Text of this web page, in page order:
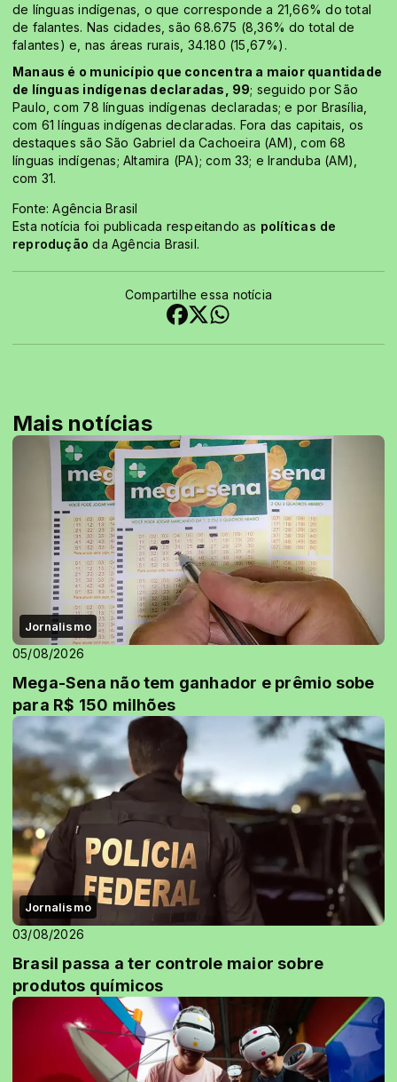
de línguas indígenas, o que corresponde a 21,66% do total
de falantes. Nas cidades, são 68.675 (8,36% do total de
falantes) e, nas áreas rurais, 34.180 (15,67%).
Manaus é o município que concentra a maior quantidade
de línguas indígenas declaradas, 99; seguido por São
Paulo, com 78 línguas indígenas declaradas; e por Brasília,
com 61 línguas indígenas declaradas. Fora das capitais, os
destaques são São Gabriel da Cachoeira (AM), com 68
línguas indígenas; Altamira (PA); com 33; e Iranduba (AM),
com 31.
Fonte: Agência Brasil
Esta notícia foi publicada respeitando as políticas de
reprodução da Agência Brasil.
Compartilhe essa notícia
Mais notícias
Jornalismo
05/08/2026
Mega-Sena não tem ganhador e prêmio sobe
para R$ 150 milhões
Jornalismo
03/08/2026
Brasil passa a ter controle maior sobre
produtos químicos